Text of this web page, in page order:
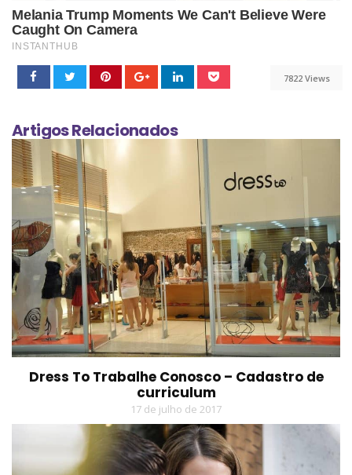
7822 Views
Artigos Relacionados
Dress To Trabalhe Conosco – Cadastro de
curriculum
17 de julho de 2017